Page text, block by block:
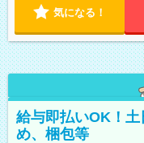
気になる！
給与即払いOK！
め、梱包等